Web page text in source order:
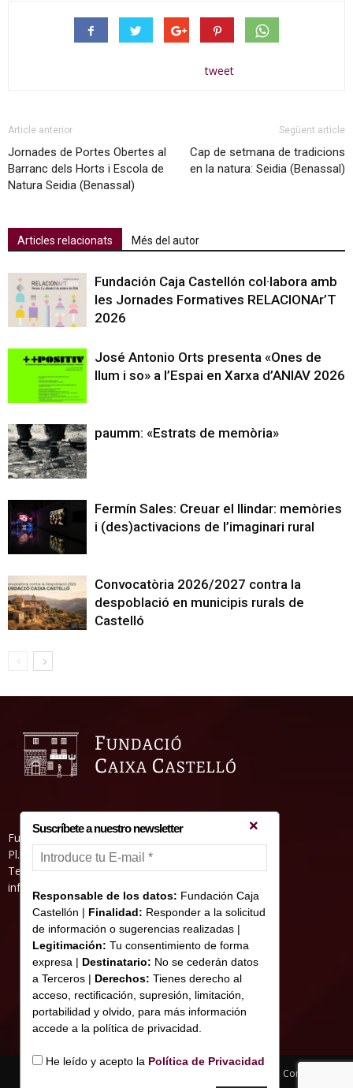
tweet
Article anterior
Jornades de Portes Obertes al
Barranc dels Horts i Escola de
Natura Seidia (Benassal)
Següent article
Cap de setmana de tradicions
en la natura: Seidia (Benassal)
Articles relacionats Més del autor
Fundación Caja Castellón col·labora amb
les Jornades Formatives RELACIONAr’T
2026
José Antonio Orts presenta «Ones de
llum i so» a l’Espai en Xarxa d’ANIAV 2026
paumm: «Estrats de memòria»
Fermín Sales: Creuar el llindar: memòries
i (des)activacions de l’imaginari rural
Convocatòria 2026/2027 contra la
despoblació en municipis rurals de
Castelló
Fundació Caixa Castelló • Casa Abadía
Pl. de l’Herba, s/nº. 12001 Castelló de la Plana
Telèfon 964 232 551 • Fax 964 231 550
informacion@fundacioncajacastellon.es
Contacte
Suscríbete a nuestro newsletter
Responsable de los datos: Fundación Caja
Castellón | Finalidad: Responder a la solicitud
de información o sugerencias realizadas |
Legitimación: Tu consentimiento de forma
expresa | Destinatario: No se cederán datos
a Terceros | Derechos: Tienes derecho al
acceso, rectificación, supresión, limitación,
portabilidad y olvido, para más información
accede a la política de privacidad.
He leído y acepto la Política de Privacidad